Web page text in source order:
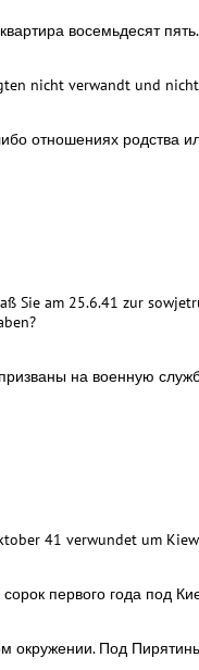
восемьдесят
nicht verwandt und
отношениях родства
Sie am 25.6.41 zur
на военную
41 verwundet um
сорок первого года под
окружении. Под